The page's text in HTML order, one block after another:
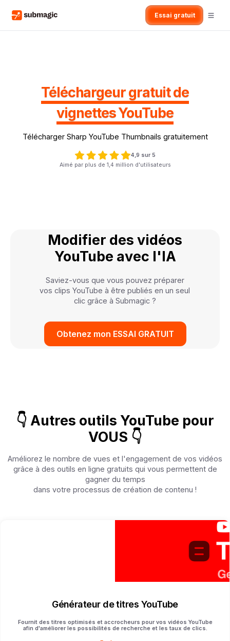
Essai gratuit
Téléchargeur gratuit de
vignettes YouTube
Télécharger Sharp YouTube Thumbnails gratuitement
4,9 sur 5
Aimé par plus de 1,4 million d'utilisateurs
Modifier des vidéos
YouTube avec l'IA
Saviez-vous que vous pouvez préparer
vos clips YouTube à être publiés en un seul
clic grâce à Submagic ?
Obtenez mon ESSAI GRATUIT
👇 Autres outils YouTube pour
VOUS 👇
Améliorez le nombre de vues et l'engagement de vos vidéos
grâce à des outils en ligne gratuits qui vous permettent de
gagner du temps
dans votre processus de création de contenu !
Générateur de titres YouTube
Fournit des titres optimisés et accrocheurs pour vos vidéos YouTube
afin d'améliorer les possibilités de recherche et les taux de clics.